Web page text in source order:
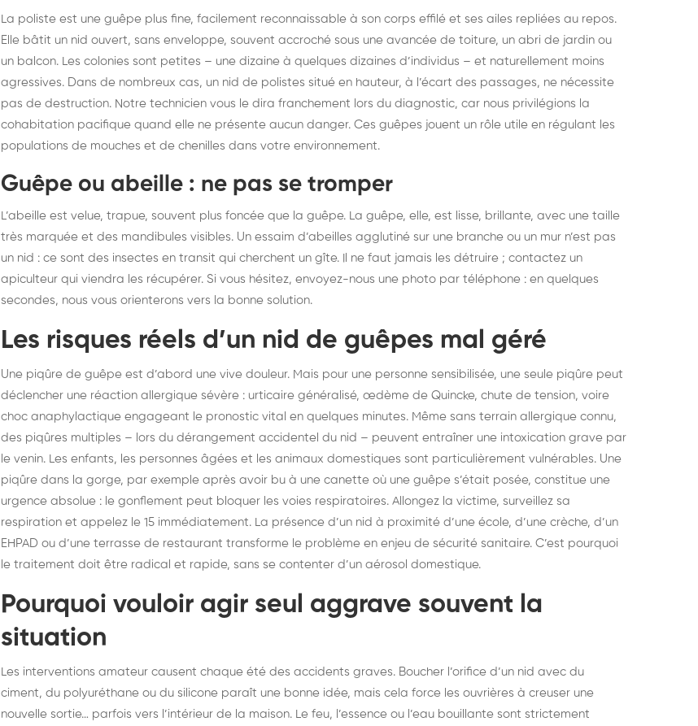
La poliste est une guêpe plus fine, facilement reconnaissable à son corps effilé et ses ailes repliées au repos.
Elle bâtit un nid ouvert, sans enveloppe, souvent accroché sous une avancée de toiture, un abri de jardin ou
un balcon. Les colonies sont petites – une dizaine à quelques dizaines d’individus – et naturellement moins
agressives. Dans de nombreux cas, un nid de polistes situé en hauteur, à l’écart des passages, ne nécessite
pas de destruction. Notre technicien vous le dira franchement lors du diagnostic, car nous privilégions la
cohabitation pacifique quand elle ne présente aucun danger. Ces guêpes jouent un rôle utile en régulant les
populations de mouches et de chenilles dans votre environnement.
Guêpe ou abeille : ne pas se tromper
L’abeille est velue, trapue, souvent plus foncée que la guêpe. La guêpe, elle, est lisse, brillante, avec une taille
très marquée et des mandibules visibles. Un essaim d’abeilles agglutiné sur une branche ou un mur n’est pas
un nid : ce sont des insectes en transit qui cherchent un gîte. Il ne faut jamais les détruire ; contactez un
apiculteur qui viendra les récupérer. Si vous hésitez, envoyez-nous une photo par téléphone : en quelques
secondes, nous vous orienterons vers la bonne solution.
Les risques réels d’un nid de guêpes mal géré
Une piqûre de guêpe est d’abord une vive douleur. Mais pour une personne sensibilisée, une seule piqûre peut
déclencher une réaction allergique sévère : urticaire généralisé, œdème de Quincke, chute de tension, voire
choc anaphylactique engageant le pronostic vital en quelques minutes. Même sans terrain allergique connu,
des piqûres multiples – lors du dérangement accidentel du nid – peuvent entraîner une intoxication grave par
le venin. Les enfants, les personnes âgées et les animaux domestiques sont particulièrement vulnérables. Une
piqûre dans la gorge, par exemple après avoir bu à une canette où une guêpe s’était posée, constitue une
urgence absolue : le gonflement peut bloquer les voies respiratoires. Allongez la victime, surveillez sa
respiration et appelez le 15 immédiatement. La présence d’un nid à proximité d’une école, d’une crèche, d’un
EHPAD ou d’une terrasse de restaurant transforme le problème en enjeu de sécurité sanitaire. C’est pourquoi
le traitement doit être radical et rapide, sans se contenter d’un aérosol domestique.
Pourquoi vouloir agir seul aggrave souvent la
situation
Les interventions amateur causent chaque été des accidents graves. Boucher l’orifice d’un nid avec du
ciment, du polyuréthane ou du silicone paraît une bonne idée, mais cela force les ouvrières à creuser une
nouvelle sortie… parfois vers l’intérieur de la maison. Le feu, l’essence ou l’eau bouillante sont strictement